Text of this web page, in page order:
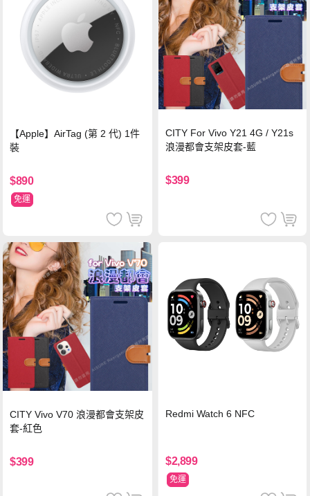
【Apple】AirTag (第 2 代) 1件
裝
$890
免運
CITY For Vivo Y21 4G / Y21s
浪漫都會支架皮套-藍
$399
CITY Vivo V70 浪漫都會支架皮
套-紅色
$399
Redmi Watch 6 NFC
$2,899
免運